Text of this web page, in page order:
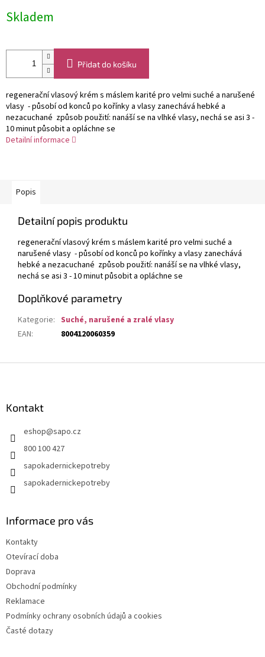
cena:
Skladem
Přidat do košíku
regenerační vlasový krém s máslem karité pro velmi suché a narušené
vlasy - působí od konců po kořínky a vlasy zanechává hebké a
nezacuchané způsob použití: nanáší se na vlhké vlasy, nechá se asi 3 -
10 minut působit a opláchne se
Detailní informace
Popis
Detailní popis produktu
regenerační vlasový krém s máslem karité pro velmi suché a
narušené vlasy - působí od konců po kořínky a vlasy zanechává
hebké a nezacuchané způsob použití: nanáší se na vlhké vlasy,
nechá se asi 3 - 10 minut působit a opláchne se
Doplňkové parametry
Kategorie: Suché, narušené a zralé vlasy
EAN: 8004120060359
Kontakt
eshop@sapo.cz
800 100 427
sapokadernickepotreby
sapokadernickepotreby
Informace pro vás
Kontakty
Otevírací doba
Doprava
Obchodní podmínky
Reklamace
Podmínky ochrany osobních údajů a cookies
Časté dotazy